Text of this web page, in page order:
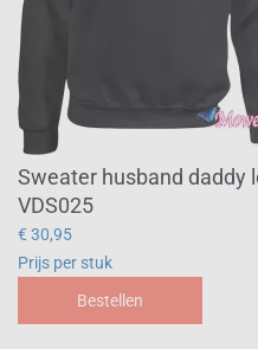
Sweater husband daddy
VDS025
€ 30,95
Prijs per stuk
Bestellen